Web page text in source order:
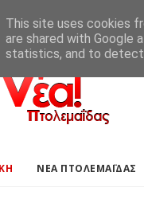
ΑΓΓΕΛΙΕΣ ΠΤΟΛΕΜΑΪΔΑΣ
ΝΕΑ ΠΤΟΛΕΜΑΪΔΑΣ
This site uses cookies
are shared with Google
statistics, and to detect